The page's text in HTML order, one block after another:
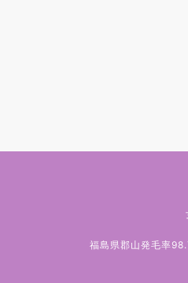
福島県郡山発毛率